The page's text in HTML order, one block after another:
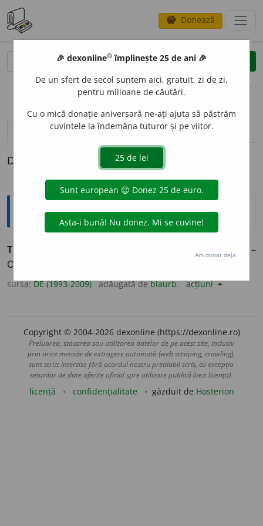
savings Donează
clear
opțiuni
definiții (1)
Definiția cu ID-ul 568123:
Enciclopedice
TEMPUS EDAX RERUM
–
Ovidiu, „Metamorphoseon libri”, XV, 234.
sursa:DE (1993-2009) adăugată deblaurb. acțiuni
Copyright © 2004-2026 dexonline (https://dexonline.ro)
Preluarea, stocarea sau utilizarea datelor de pe acest site, inclusiv
prin orice metode de extragere automată (web scraping, crawling),
sunt strict interzise fără acordul nostru prealabil scris, cu excepția
seturilor de date oferite oficial spre utilizare publică (vezi licența).
licență confidențialitate găzduit de Hosterion
🎉 dexonline® împlinește 25 de ani 🎉
De un sfert de secol suntem aici, gratuit, zi de zi,
pentru milioane de căutări.
Cu o mică donație aniversară ne-ați ajuta să păstrăm
cuvintele la îndemâna tuturor și pe viitor.
Am donat deja.